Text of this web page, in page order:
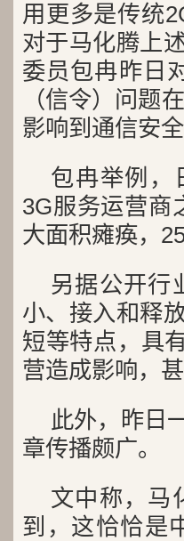
用更多是传统
对于马化腾上
委员包冉昨日
（信令）问题
影响到通信安
包冉举例，
3G服务运营商
大面积瘫痪，
另据公开行
小、接入和释
短等特点，具
营造成影响，
此外，昨日
章传播颇广。
文中称，马
到，这恰恰是